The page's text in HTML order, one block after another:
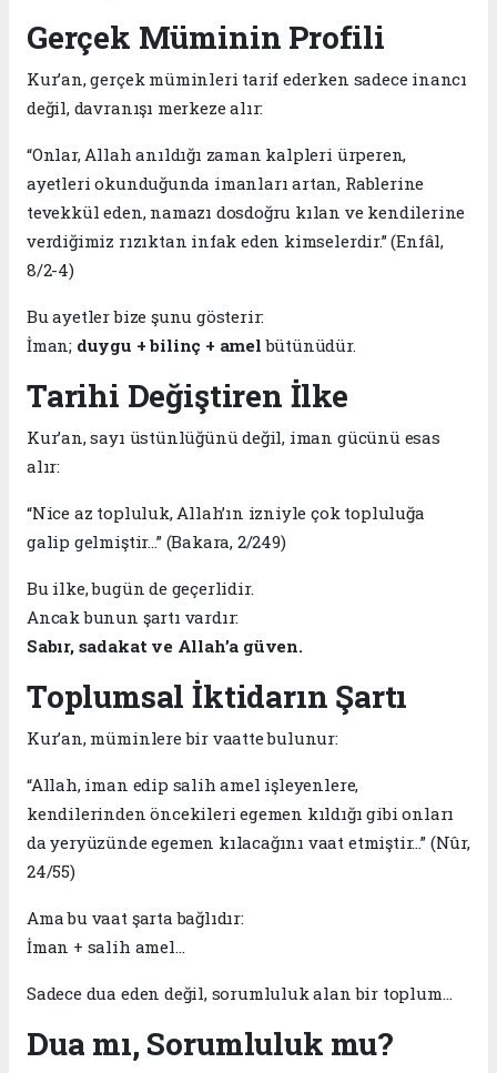
Gerçek Müminin Profili
Kur’an, gerçek müminleri tarif ederken sadece inancı
değil, davranışı merkeze alır:
“Onlar, Allah anıldığı zaman kalpleri ürperen,
ayetleri okunduğunda imanları artan, Rablerine
tevekkül eden, namazı dosdoğru kılan ve kendilerine
verdiğimiz rızıktan infak eden kimselerdir.” (Enfâl,
8/2-4)
Bu ayetler bize şunu gösterir:
İman; duygu + bilinç + amel bütünüdür.
Tarihi Değiştiren İlke
Kur’an, sayı üstünlüğünü değil, iman gücünü esas
alır:
“Nice az topluluk, Allah’ın izniyle çok topluluğa
galip gelmiştir…” (Bakara, 2/249)
Bu ilke, bugün de geçerlidir.
Ancak bunun şartı vardır:
Sabır, sadakat ve Allah’a güven.
Toplumsal İktidarın Şartı
Kur’an, müminlere bir vaatte bulunur:
“Allah, iman edip salih amel işleyenlere,
kendilerinden öncekileri egemen kıldığı gibi onları
da yeryüzünde egemen kılacağını vaat etmiştir…” (Nûr,
24/55)
Ama bu vaat şarta bağlıdır:
İman + salih amel…
Sadece dua eden değil, sorumluluk alan bir toplum…
Dua mı, Sorumluluk mu?